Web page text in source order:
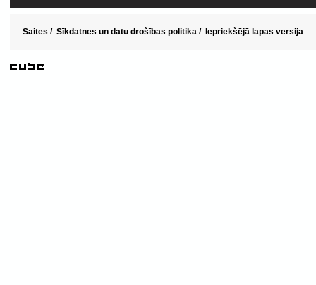
Saites / Sīkdatnes un datu drošības politika / Iepriekšējā lapas versija